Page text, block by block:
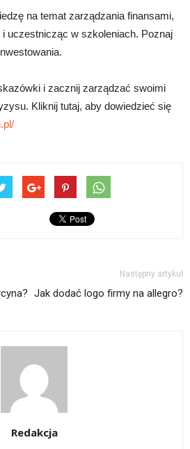
na temat zarządzania finansami,
uczestnicząc w szkoleniach. Poznaj
i zacznij zarządzać swoimi
Kliknij tutaj, aby dowiedzieć się
Następny artykuł
Jak dodać logo firmy na allegro?
Redakcja